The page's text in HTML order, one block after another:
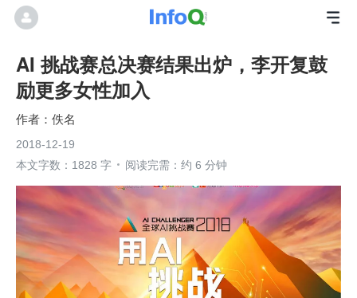
AI 挑战赛总决赛结果出炉，李开复鼓
励更多女性加入
佚名
2018-12-19
本文字数：1828 字
阅读完需：约 6 分钟